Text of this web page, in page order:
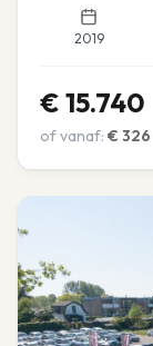
2019
€ 15.740
of vanaf: € 326